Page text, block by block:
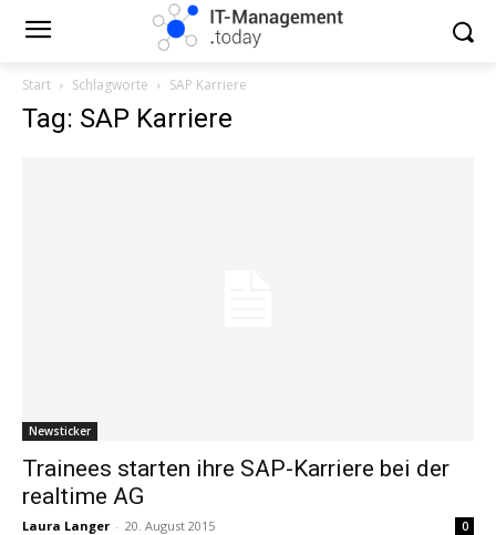
Start Schlagworte SAP Karriere
Tag: SAP Karriere
Newsticker
Trainees starten ihre SAP-Karriere bei der
realtime AG
Laura Langer - 20. August 2015 0